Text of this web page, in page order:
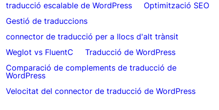
traducció escalable de WordPress
Optimització SEO
Gestió de traduccions
connector de traducció per a llocs d'alt trànsit
Weglot vs FluentC
Traducció de WordPress
Comparació de complements de traducció de
WordPress
Velocitat del connector de traducció de WordPress